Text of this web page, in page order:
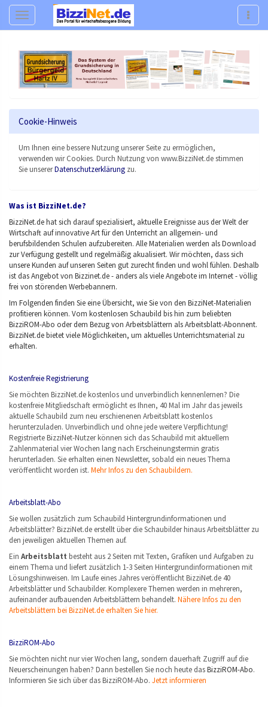
Navigation
Cookie-Hinweis
Um Ihnen eine bessere Nutzung unserer Seite zu ermöglichen,
verwenden wir Cookies. Durch Nutzung von www.BizziNet.de stimmen
Sie unsererDatenschutzerklärung zu.
Was ist BizziNet.de?
BizziNet.de hat sich darauf spezialisiert, aktuelle Ereignisse aus der Welt der
Wirtschaft auf innovative Art für den Unterricht an allgemein- und
berufsbildenden Schulen aufzubereiten. Alle Materialien werden als Download
zur Verfügung gestellt und regelmäßig akualisiert. Wir möchten, dass sich
unsere Kunden auf unseren Seiten gut zurecht finden und wohl fühlen. Deshalb
ist das Angebot von Bizzinet.de - anders als viele Angebote im Internet - völlig
frei von störenden Werbebannern.
Im Folgenden finden Sie eine Übersicht, wie Sie von den BizziNet-Materialien
profitieren können. Vom kostenlosen Schaubild bis hin zum beliebten
BizziROM-Abo oder dem Bezug von Arbeitsblättern als Arbeitsblatt-Abonnent.
BizziNet.de bietet viele Möglichkeiten, um aktuelles Unterrichtsmaterial zu
erhalten.
Kostenfreie Registrierung
Sie möchten BizziNet.de kostenlos und unverbindlich kennenlernen? Die
kostenfreie Mitgliedschaft ermöglicht es Ihnen, 40 Mal im Jahr das jeweils
aktuelle Schaubild zum neu erschienenen Arbeitsblatt kostenlos
herunterzuladen. Unverbindlich und ohne jede weitere Verpflichtung!
Registrierte BizziNet-Nutzer können sich das Schaubild mit aktuellem
Zahlenmaterial vier Wochen lang nach Erscheinungstermin gratis
herunterladen. Sie erhalten einen Newsletter, sobald ein neues Thema
veröffentlicht worden ist. Mehr Infos zu den Schaubildern.
Arbeitsblatt-Abo
Sie wollen zusätzlich zum Schaubild Hintergrundinformationen und
Arbeitsblätter? BizziNet.de erstellt über die Schaubilder hinaus Arbeitsblätter zu
den jeweiligen aktuellen Themen auf.
Ein Arbeitsblatt besteht aus 2 Seiten mit Texten, Grafiken und Aufgaben zu
einem Thema und liefert zusätzlich 1-3 Seiten Hintergrundinformationen mit
Lösungshinweisen. Im Laufe eines Jahres veröffentlicht BizziNet.de 40
Arbeitsblätter und Schaubilder. Komplexere Themen werden in mehreren,
aufeinander aufbauenden Arbeitsblättern behandelt. Nähere Infos zu den
Arbeitsblättern bei BizziNet.de erhalten Sie hier.
BizziROM-Abo
Sie möchten nicht nur vier Wochen lang, sondern dauerhaft Zugriff auf die
Neuerscheinungen haben? Dann bestellen Sie noch heute dasBizziROM-Abo.
Informieren Sie sich über das BizziROM-Abo. Jetzt informieren